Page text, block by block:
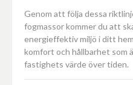
Genom att följa dessa
fogmassor kommer du att
energieffektiv miljö i ditt
komfort och hållbarhet som
fastighets värde över tiden.